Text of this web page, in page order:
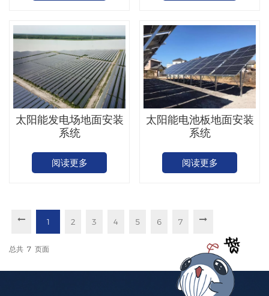
太阳能发电场地面安装
系统
阅读更多
太阳能电池板地面安装
系统
阅读更多
1 2 3 4 5 6 7
总共 7 页面